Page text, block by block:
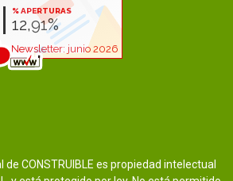
CONSTRUIBLE es propiedad intelectual